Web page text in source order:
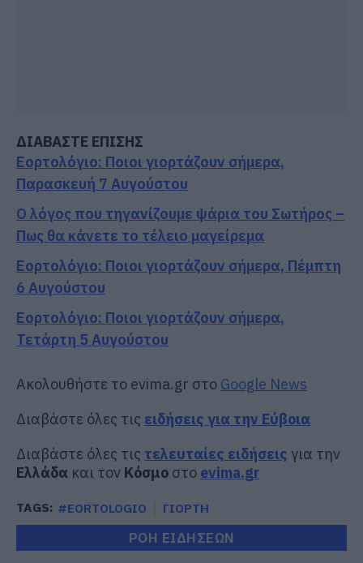
ΔΙΑΒΑΣΤΕ ΕΠΙΣΗΣ
Εορτολόγιο: Ποιοι γιορτάζουν σήμερα,
Παρασκευή 7 Αυγούστου
Ο λόγος που τηγανίζουμε ψάρια του Σωτήρος –
Πως θα κάνετε το τέλειο μαγείρεμα
Εορτολόγιο: Ποιοι γιορτάζουν σήμερα, Πέμπτη
6 Αυγούστου
Εορτολόγιο: Ποιοι γιορτάζουν σήμερα,
Τετάρτη 5 Αυγούστου
Ακολουθήστε το evima.gr στο Google News
Διαβάστε όλες τις ειδήσεις για την Εύβοια
Διαβάστε όλες τις τελευταίες ειδήσεις για την
Ελλάδα και τον Κόσμο στο evima.gr
TAGS: #EORTOLOGIO ΓΙΟΡΤΗ
ΡΟΗ ΕΙΔΗΣΕΩΝ